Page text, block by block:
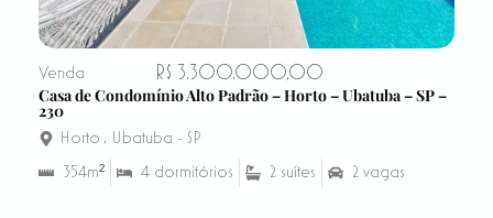
Venda
R$ 3.300.000,00
Casa de Condomínio Alto Padrão – Horto – Ubatuba – SP –
230
Horto , Ubatuba - SP
354m²
4 dormitórios 2 suítes 2 vagas